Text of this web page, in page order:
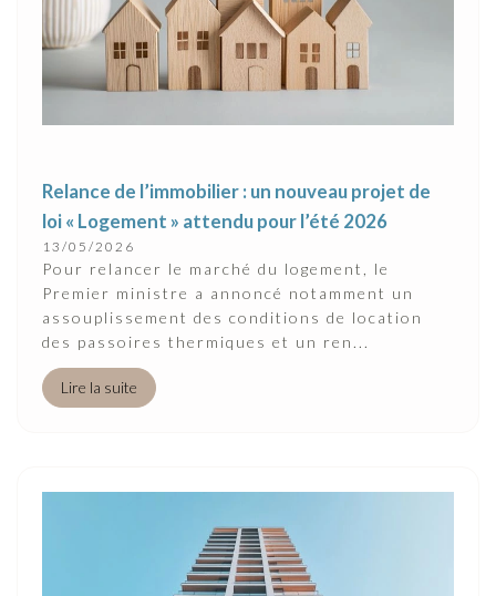
Relance de l’immobilier : un nouveau projet de
loi « Logement » attendu pour l’été 2026
13/05/2026
Pour relancer le marché du logement, le
Premier ministre a annoncé notamment un
assouplissement des conditions de location
des passoires thermiques et un ren...
Lire la suite